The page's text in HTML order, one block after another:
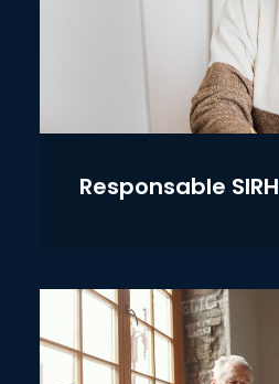
Responsable SIRH